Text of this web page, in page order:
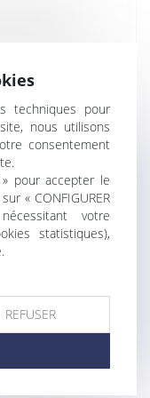
DANS
de
techniques pour
nous utilisons
consentement
» pour accepter le
« CONFIGURER
votre
statistiques),
REFUSER